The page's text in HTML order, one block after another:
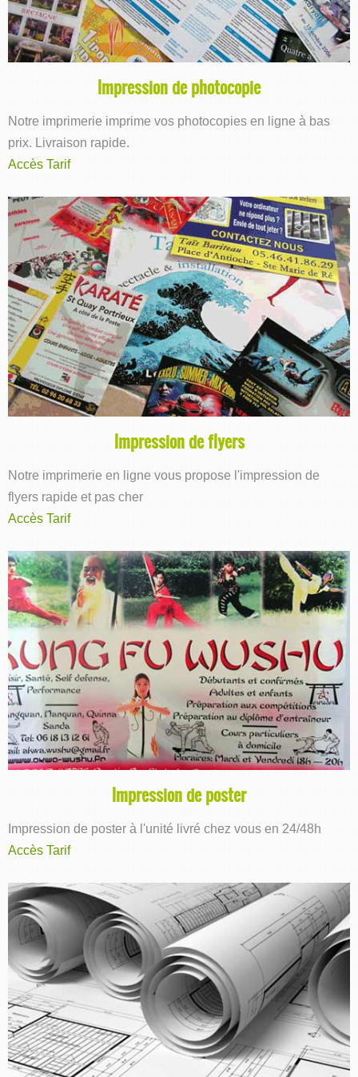
Impression de photocopie
Notre imprimerie imprime vos photocopies en ligne à bas
prix. Livraison rapide.
Accès Tarif
Impression de flyers
Notre imprimerie en ligne vous propose l'impression de
flyers rapide et pas cher
Accès Tarif
Impression de poster
Impression de poster à l'unité livré chez vous en 24/48h
Accès Tarif